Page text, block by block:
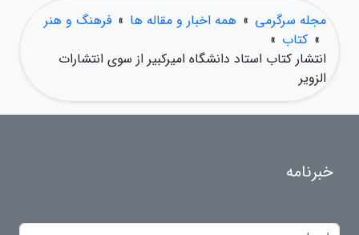
مجله سرگرمی » همه اخبار و مقاله ها » فرهنگ و هنر
» کتاب »
انتشار کتاب استاد دانشگاه امیرکبیر از سوی انتشارات
الزویر
خبرنامه